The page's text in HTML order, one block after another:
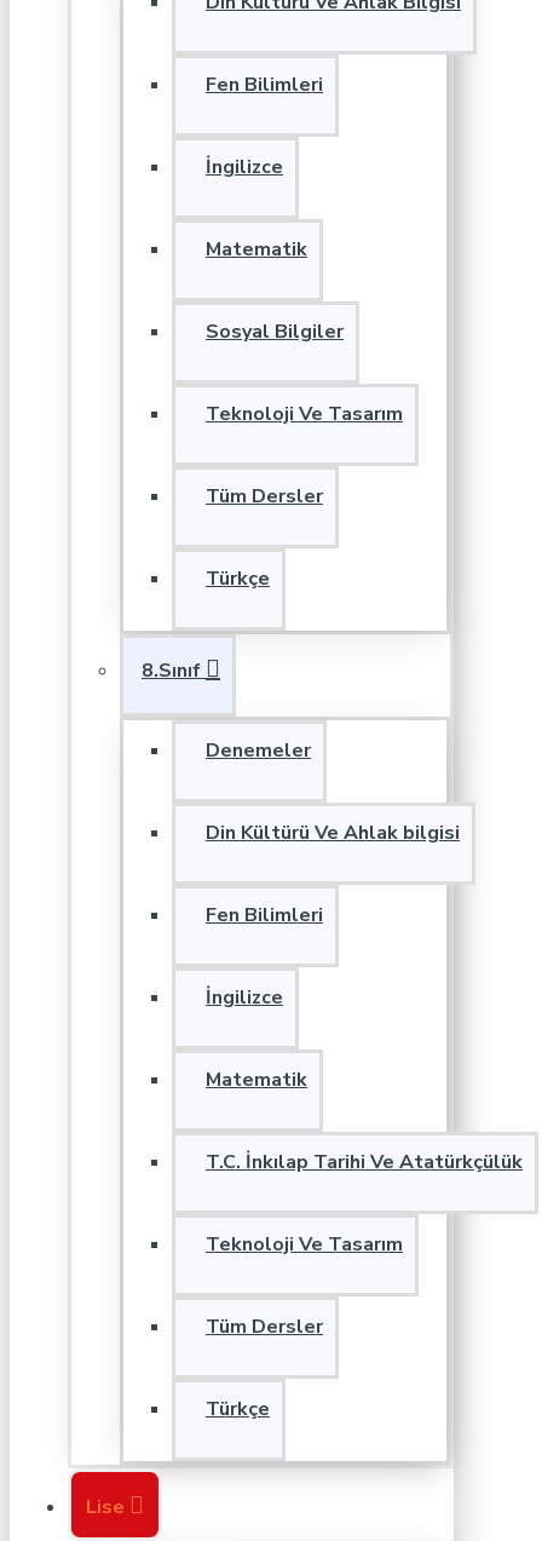
Fen Bilimleri
İngilizce
Matematik
Sosyal Bilgiler
Teknoloji Ve Tasarım
Tüm Dersler
Türkçe
8.Sınıf
Denemeler
Din Kültürü Ve Ahlak bilgisi
Fen Bilimleri
İngilizce
Matematik
T.C. İnkılap Tarihi Ve Atatürkçülük
Teknoloji Ve Tasarım
Tüm Dersler
Türkçe
Lise